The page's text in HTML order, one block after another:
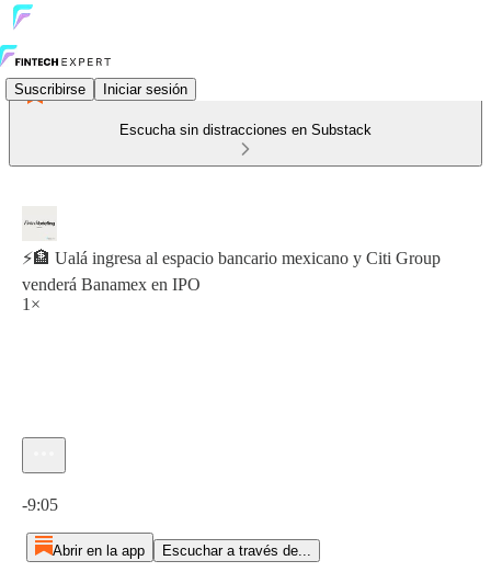
Suscribirse Iniciar sesión
Escucha sin distracciones en Substack
⚡️🏦 Ualá ingresa al espacio bancario mexicano y Citi Group
venderá Banamex en IPO
1×
-9:05
Abrir en la app Escuchar a través de...